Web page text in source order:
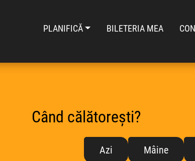
PLANIFICĂ BILETERIA MEA
Când călătorești?
Azi Mâine